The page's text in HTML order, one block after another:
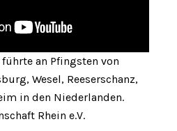
an Pfingsten von
Wesel, Reeserschanz,
in den Niederlanden.
Rhein e.V.